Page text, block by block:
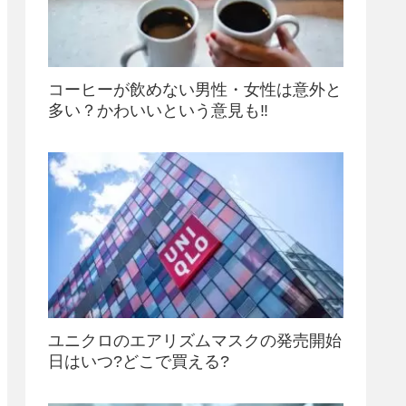
コーヒーが飲めない男性・女性は意外と
多い？かわいいという意見も‼
ユニクロのエアリズムマスクの発売開始
日はいつ?どこで買える?